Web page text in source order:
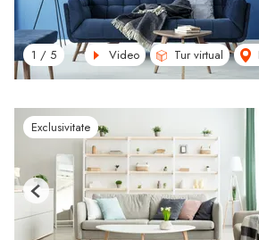
1 / 5 Video Tur virtual
Exclusivitate
Previous